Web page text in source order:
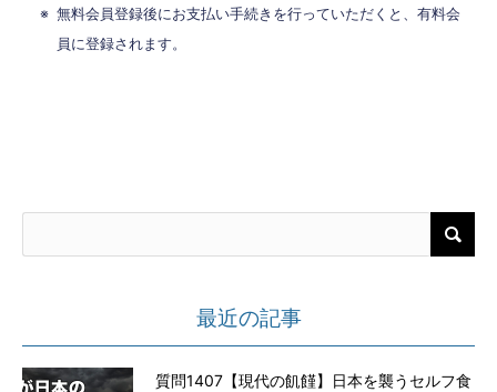
無料会員登録後にお支払い手続きを行っていただくと、有料会
員に登録されます。
最近の記事
質問1407【現代の飢饉】日本を襲うセルフ食